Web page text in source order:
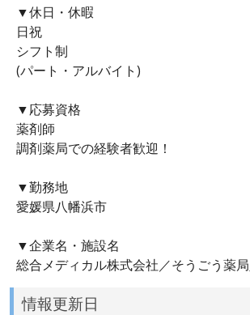
▼休日・休暇
日祝
シフト制
(パート・アルバイト)
▼応募資格
薬剤師
調剤薬局での経験者歓迎！
▼勤務地
愛媛県八幡浜市
▼企業名・施設名
総合メディカル株式会社／そうごう薬
情報更新日